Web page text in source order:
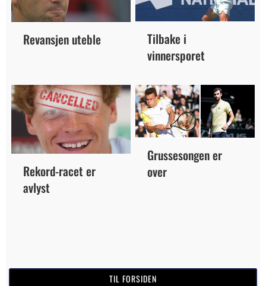
Revansjen uteble
Tilbake i
vinnersporet
Rekord-racet er
avlyst
Grussesongen er
over
TIL FORSIDEN